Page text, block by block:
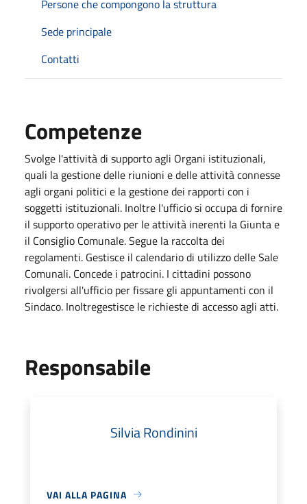
Persone che compongono la struttura
Sede principale
Contatti
Competenze
Svolge l'attività di supporto agli Organi istituzionali,
quali la gestione delle riunioni e delle attività connesse
agli organi politici e la gestione dei rapporti con i
soggetti istituzionali. Inoltre l'ufficio si occupa di fornire
il supporto operativo per le attività inerenti la Giunta e
il Consiglio Comunale. Segue la raccolta dei
regolamenti. Gestisce il calendario di utilizzo delle Sale
Comunali. Concede i patrocini. I cittadini possono
rivolgersi all'ufficio per fissare gli appuntamenti con il
Sindaco. Inoltregestisce le richieste di accesso agli atti.
Responsabile
Silvia Rondinini
VAI ALLA PAGINA